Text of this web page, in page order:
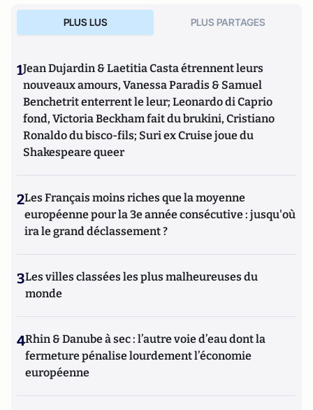
PLUS LUS PLUS PARTAGES
1Jean Dujardin & Laetitia Casta étrennent leurs
nouveaux amours, Vanessa Paradis & Samuel
Benchetrit enterrent le leur; Leonardo di Caprio
fond, Victoria Beckham fait du brukini, Cristiano
Ronaldo du bisco-fils; Suri ex Cruise joue du
Shakespeare queer
2Les Français moins riches que la moyenne
européenne pour la 3e année consécutive : jusqu'où
ira le grand déclassement ?
3Les villes classées les plus malheureuses du
monde
4Rhin & Danube à sec : l’autre voie d’eau dont la
fermeture pénalise lourdement l’économie
européenne